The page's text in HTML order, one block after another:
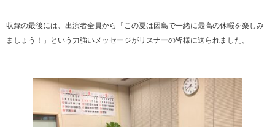
収録の最後には、出演者全員から「この夏は因島で一緒に最高の休暇を楽しみ
ましょう！」という力強いメッセージがリスナーの皆様に送られました。